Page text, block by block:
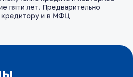
пяти лет. Предварительно
кредитору и в МФЦ